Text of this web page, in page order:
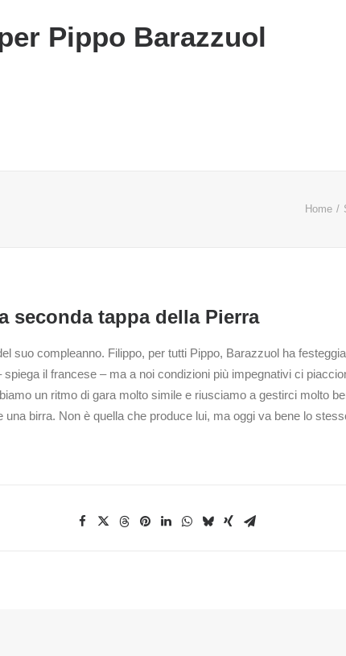
Pippo Barazzuol
Home
seconda tappa della Pierra
suo compleanno. Filippo, per tutti Pippo, Barazzuol ha
il francese – ma a noi condizioni più impegnativi ci
un ritmo di gara molto simile e riusciamo a gestirci molto
birra. Non è quella che produce lui, ma oggi va bene lo